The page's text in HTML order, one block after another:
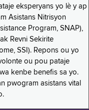
eksperyans yo lè y ap
Asistans Nitrisyon
Program, SNAP),
Revni Sekirite
SSI). Repons ou yo
ou pou pataje
kenbe benefis sa yo.
pwogram asistans vital